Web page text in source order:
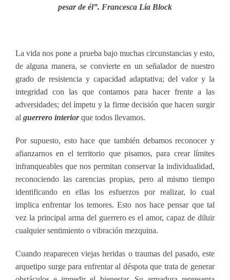
pesar de él”. Francesca Lía Block
La vida nos pone a prueba bajo muchas circunstancias y esto,
de alguna manera, se convierte en un señalador de nuestro
grado de resistencia y capacidad adaptativa; del valor y la
integridad con las que contamos para hacer frente a las
adversidades; del ímpetu y la firme decisión que hacen surgir
al guerrero interiorque todos llevamos.
Por supuesto, esto hace que también debamos reconocer y
afianzarnos en el territorio que pisamos, para crear límites
infranqueables que nos permitan conservar la individualidad,
reconociendo las carencias propias, pero al mismo tiempo
identificando en ellas los esfuerzos por realizar, lo cual
implica enfrentar los temores. Esto nos hace pensar que tal
vez la principal arma del guerrero es el amor, capaz de diluir
cualquier sentimiento o vibración mezquina.
Cuando reaparecen viejas heridas o traumas del pasado, este
arquetipo surge para enfrentar al déspota que trata de generar